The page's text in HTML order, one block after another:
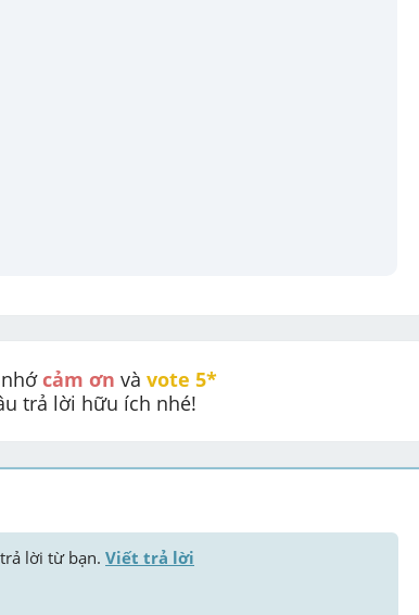
cảm ơn và vote 5*
trả lời hữu ích nhé!
lời từ bạn. Viết trả lời